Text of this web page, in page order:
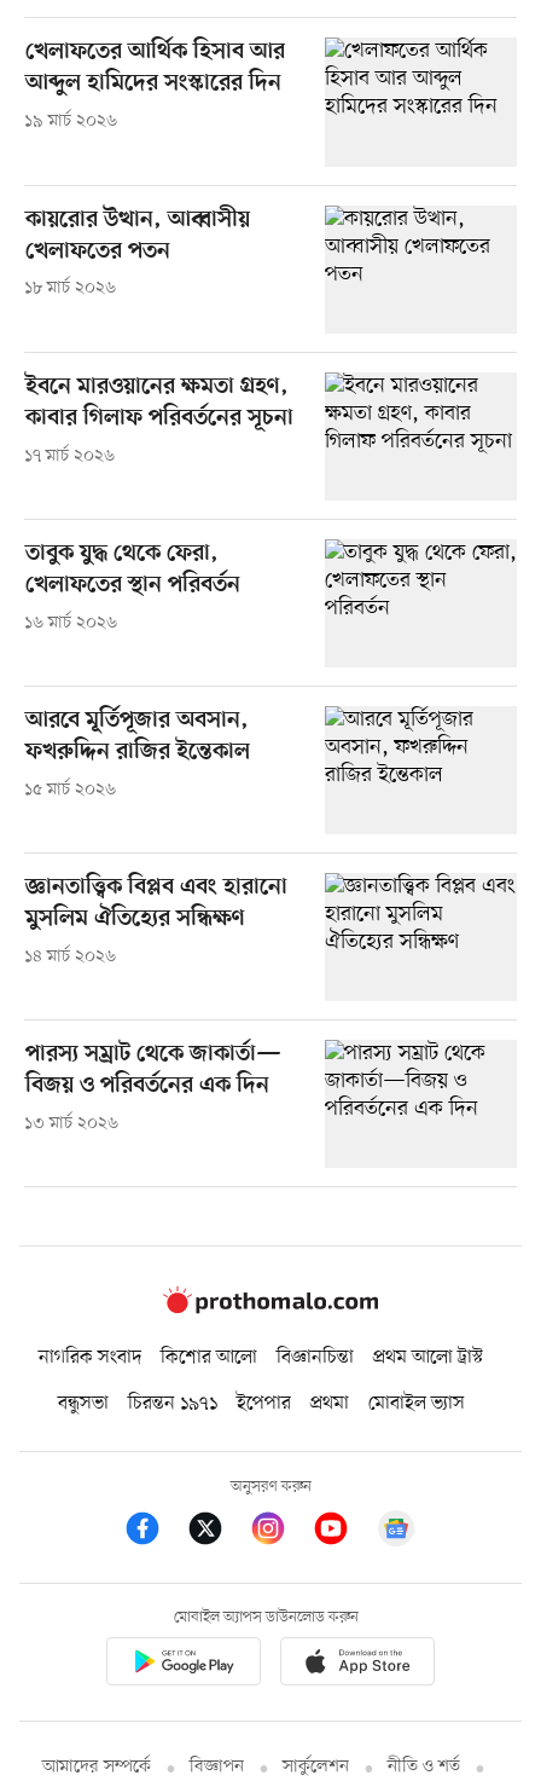
খেলাফতের আর্থিক হিসাব আর
আব্দুল হামিদের সংস্কারের দিন
১৯ মার্চ ২০২৬
কায়রোর উত্থান, আব্বাসীয়
খেলাফতের পতন
১৮ মার্চ ২০২৬
ইবনে মারওয়ানের ক্ষমতা গ্রহণ,
কাবার গিলাফ পরিবর্তনের সূচনা
১৭ মার্চ ২০২৬
তাবুক যুদ্ধ থেকে ফেরা,
খেলাফতের স্থান পরিবর্তন
১৬ মার্চ ২০২৬
আরবে মূর্তিপূজার অবসান,
ফখরুদ্দিন রাজির ইন্তেকাল
১৫ মার্চ ২০২৬
জ্ঞানতাত্ত্বিক বিপ্লব এবং হারানো
মুসলিম ঐতিহ্যের সন্ধিক্ষণ
১৪ মার্চ ২০২৬
পারস্য সম্রাট থেকে জাকার্তা—
বিজয় ও পরিবর্তনের এক দিন
১৩ মার্চ ২০২৬
নাগরিক সংবাদ কিশোর আলো বিজ্ঞানচিন্তা
প্রথম আলো ট্রাস্ট
বন্ধুসভা
চিরন্তন ১৯৭১ ইপেপার প্রথমা মোবাইল ভ্যাস
অনুসরণ করুন
মোবাইল অ্যাপস ডাউনলোড করুন
আমাদের সম্পর্কে বিজ্ঞাপন সার্কুলেশন নীতি ও শর্ত